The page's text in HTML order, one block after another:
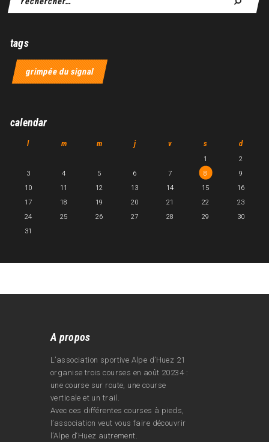
tags
grimpée du signal
calendar
l m m j v s d
1
2
3
4 5 6 7 8
9
10
11 12 13 14 15
16
17
18 19 20 21 22
23
24
25 26 27 28 29
30
31
A propos
L’association sportive Alpe d’Huez 21
organise trois courses en août 20234 :
une course sur route, une course
verticale et un trail.
Avec ces différentes courses à pieds,
l’association veut vous faire découvrir
l’Alpe d‘Huez autrement.